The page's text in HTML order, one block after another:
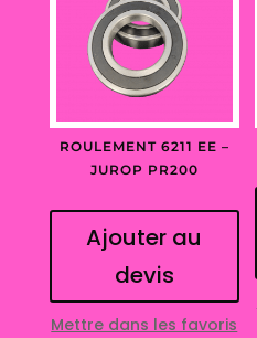
ROULEMENT 6211 EE –
JUROP PR200
Ajouter au
devis
Mettre dans les favoris